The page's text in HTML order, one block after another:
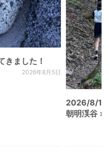
ました！
2026年8月5日
2026/8/
朝明渓谷 ×